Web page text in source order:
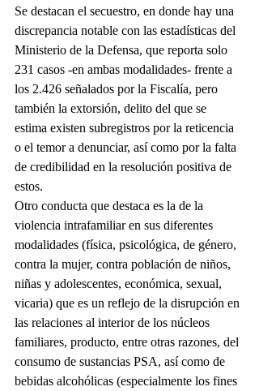
Se destacan el secuestro, en donde hay una
discrepancia notable con las estadísticas del
Ministerio de la Defensa, que reporta solo
231 casos -en ambas modalidades- frente a
los 2.426 señalados por la Fiscalía, pero
también la extorsión, delito del que se
estima existen subregistros por la reticencia
o el temor a denunciar, así como por la falta
de credibilidad en la resolución positiva de
estos.
Otro conducta que destaca es la de la
violencia intrafamiliar en sus diferentes
modalidades (física, psicológica, de género,
contra la mujer, contra población de niños,
niñas y adolescentes, económica, sexual,
vicaria) que es un reflejo de la disrupción en
las relaciones al interior de los núcleos
familiares, producto, entre otras razones, del
consumo de sustancias PSA, así como de
bebidas alcohólicas (especialmente los fines